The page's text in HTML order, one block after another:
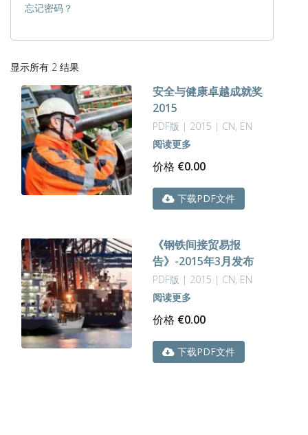
忘记密码？
显示所有 2 结果按
新
内
容
排
序
安全与健康卓越成就奖
2015
PDF版 | 2015 | CN, EN
阅读更多
价格 €0.00
下载PDF文件
《钢铁间接贸易报
告》-2015年3月发布
PDF版 | 2015 | CN, EN
阅读更多
价格 €0.00
下载PDF文件